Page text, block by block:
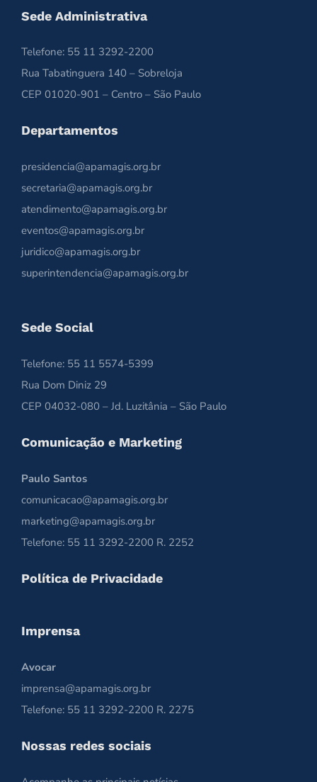
Sede Administrativa
Telefone: 55 11 3292-2200
Rua Tabatinguera 140 – Sobreloja
CEP 01020-901 – Centro – São Paulo
Departamentos
presidencia@apamagis.org.br
secretaria@apamagis.org.br
atendimento@apamagis.org.br
eventos@apamagis.org.br
juridico@apamagis.org.br
superintendencia@apamagis.org.br
Sede Social
Telefone: 55 11 5574-5399
Rua Dom Diniz 29
CEP 04032-080 – Jd. Luzitânia – São Paulo
Comunicação e Marketing
Paulo Santos
comunicacao@apamagis.org.br
marketing@apamagis.org.br
Telefone: 55 11 3292-2200 R. 2252
Política de Privacidade
Imprensa
Avocar
imprensa@apamagis.org.br
Telefone: 55 11 3292-2200 R. 2275
Nossas redes sociais